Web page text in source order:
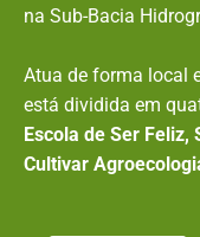
na Sub-Bacia
Atua de forma local
está dividida em
Escola de Ser
Cultivar